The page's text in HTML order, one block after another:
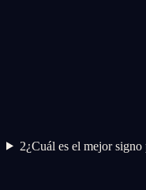
2¿Cuál es el mejor